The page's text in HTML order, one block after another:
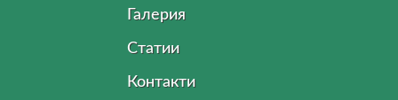
Галерия
Статии
Контакти